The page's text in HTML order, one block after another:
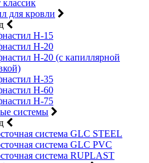
для кровли
Н-15
Н-20
Н-20 (с капиллярной
Н-35
Н-60
Н-75
системы
система GLC STEEL
система GLC PVC
система RUPLAST